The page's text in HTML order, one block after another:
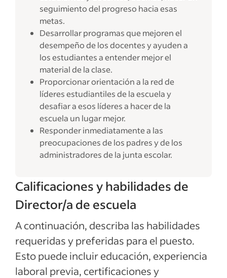
seguimiento del progreso hacia esas
metas.
Desarrollar programas que mejoren el
desempeño de los docentes y ayuden a
los estudiantes a entender mejor el
material de la clase.
Proporcionar orientación a la red de
líderes estudiantiles de la escuela y
desafiar a esos líderes a hacer de la
escuela un lugar mejor.
Responder inmediatamente a las
preocupaciones de los padres y de los
administradores de la junta escolar.
Calificaciones y habilidades de
Director/a de escuela
A continuación, describa las habilidades
requeridas y preferidas para el puesto.
Esto puede incluir educación, experiencia
laboral previa, certificaciones y